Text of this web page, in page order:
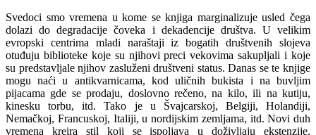
Svedoci smo vremena u kome se knjiga marginalizuje usled čega
dolazi do degradacije čoveka i dekadencije društva. U velikim
evropski centrima mladi naraštaji iz bogatih društvenih slojeva
otuđuju biblioteke koje su njihovi preci vekovima sakupljali i koje
su predstavljale njihov zasluženi društveni status. Danas se te knjige
mogu naći u antikvarnicama, kod uličnih bukista i na buvljim
pijacama gde se prodaju, doslovno rečeno, na kilo, ili na kutiju,
kinesku torbu, itd. Tako je u Švajcarskoj, Belgiji, Holandiji,
Nemačkoj, Francuskoj, Italiji, u nordijskim zemljama, itd. Novi duh
vremena kreira stil koji se ispoljava u doživljaju ekstenzije,